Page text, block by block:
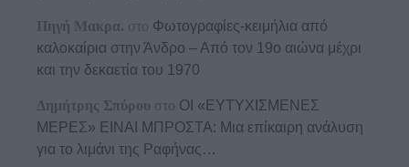
Πηγή Μακρα. στο Φωτογραφίες-κειμήλια από
καλοκαίρια στην Άνδρο – Από τον 19ο αιώνα μέχρι
και την δεκαετία του 1970
Δημήτρης Σπύρου στο ΟΙ «ΕΥΤΥΧΙΣΜΕΝΕΣ
ΜΕΡΕΣ» ΕΙΝΑΙ ΜΠΡΟΣΤΑ: Μια επίκαιρη ανάλυση
για το λιμάνι της Ραφήνας…